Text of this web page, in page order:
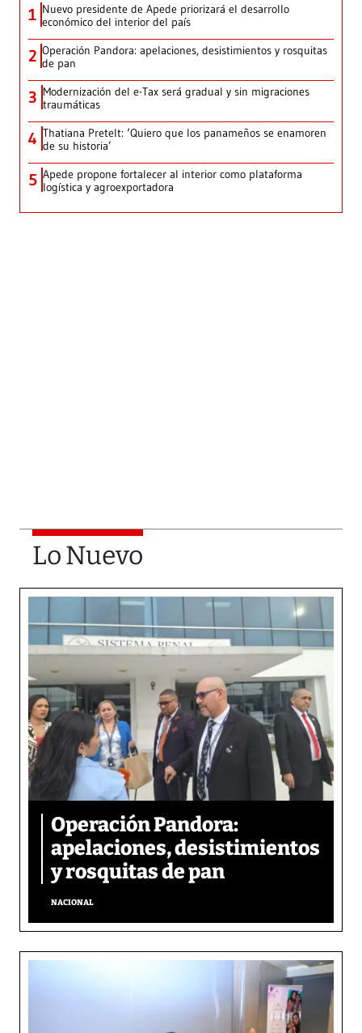
1 Nuevo presidente de Apede priorizará el desarrollo
económico del interior del país
2 Operación Pandora: apelaciones, desistimientos y rosquitas
de pan
3 Modernización del e-Tax será gradual y sin migraciones
traumáticas
4 Thatiana Pretelt: ‘Quiero que los panameños se enamoren
de su historia’
5 Apede propone fortalecer al interior como plataforma
logística y agroexportadora
Lo Nuevo
Operación Pandora:
apelaciones, desistimientos
y rosquitas de pan
NACIONAL